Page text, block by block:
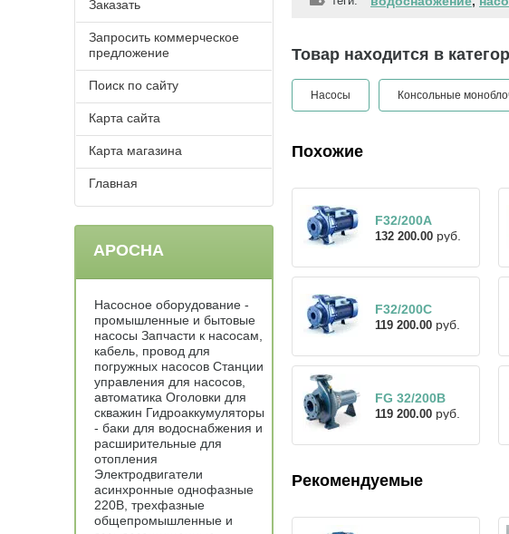
Товар находится в
Насосы Консольные
Похожие
F32/200A
132 200.00 руб.
F32/200C
119 200.00 руб.
FG 32/200B
119 200.00 руб.
Рекомендуемые
Заказать
Запросить коммерческое
предложение
Поиск по сайту
Карта сайта
Карта магазина
Главная
АРОСНА
Насосное оборудование -
промышленные и бытовые
насосы Запчасти к насосам,
кабель, провод для
погружных насосов Станции
управления для насосов,
автоматика Оголовки для
скважин Гидроаккумуляторы
- баки для водоснабжения и
расширительные для
отопления
Электродвигатели
асинхронные однофазные
220В, трехфазные
общепромышленные и